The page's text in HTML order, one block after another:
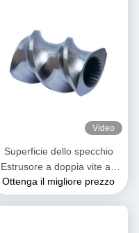
Video
Superficie dello specchio
Estrusore a doppia vite ad
alta indurimento Elemento di
vite a doppio volo
Ottenga il migliore prezzo